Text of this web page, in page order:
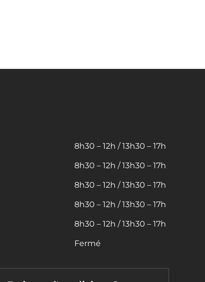
8h30 – 12h / 13h30 – 17h
8h30 – 12h / 13h30 – 17h
8h30 – 12h / 13h30 – 17h
8h30 – 12h / 13h30 – 17h
8h30 – 12h / 13h30 – 17h
Fermé